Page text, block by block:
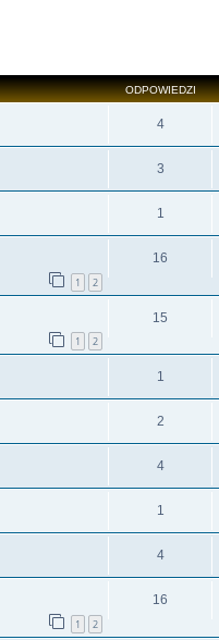
ODPOWIEDZI
4
3
1
1 2
16
1 2
15
1
2
4
1
4
1 2
16